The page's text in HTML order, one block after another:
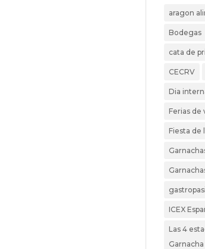
aragon
Bodegas
cata de
CECRV
Dia
Ferias de
Fiesta de
ICEX
Las 4
Garnacha